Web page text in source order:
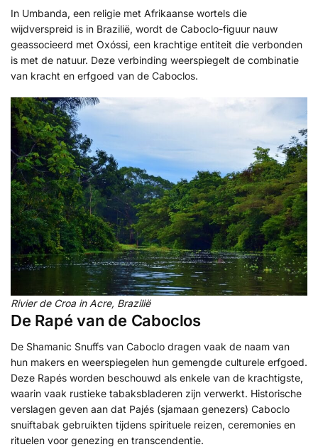
In Umbanda, een religie met Afrikaanse wortels die
wijdverspreid is in Brazilië, wordt de Caboclo-figuur nauw
geassocieerd met Oxóssi, een krachtige entiteit die verbonden
is met de natuur. Deze verbinding weerspiegelt de combinatie
van kracht en erfgoed van de Caboclos.
Rivier de Croa in Acre, Brazilië
De Rapé van de Caboclos
De Shamanic Snuffs van Caboclo dragen vaak de naam van
hun makers en weerspiegelen hun gemengde culturele erfgoed.
Deze Rapés worden beschouwd als enkele van de krachtigste,
waarin vaak rustieke tabaksbladeren zijn verwerkt. Historische
verslagen geven aan dat Pajés (sjamaan genezers) Caboclo
snuiftabak gebruikten tijdens spirituele reizen, ceremonies en
rituelen voor genezing en transcendentie.